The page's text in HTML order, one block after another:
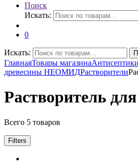
Поиск
Искать:
0
Искать:
ГлавнаяТовары магазина
древесины НЕОМИДРастворители
Растворитель
Всего 5 товаров
Filters